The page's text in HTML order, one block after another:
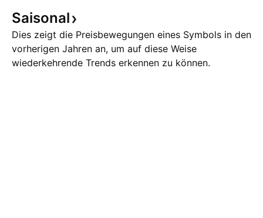
Saisonal
Dies zeigt die Preisbewegungen eines Symbols in den
vorherigen Jahren an, um auf diese Weise
wiederkehrende Trends erkennen zu können.